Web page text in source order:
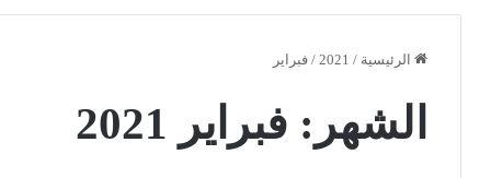
الرئيسية /
2021
/ فبراير
الشهر: فبراير 2021